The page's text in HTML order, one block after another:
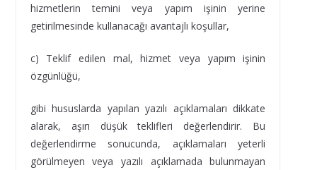
hizmetlerin temini veya yapım işinin yerine
getirilmesinde kullanacağı avantajlı koşullar,
c) Teklif edilen mal, hizmet veya yapım işinin
özgünlüğü,
gibi hususlarda yapılan yazılı açıklamaları dikkate
alarak, aşırı düşük teklifleri değerlendirir. Bu
değerlendirme sonucunda, açıklamaları yeterli
görülmeyen veya yazılı açıklamada bulunmayan